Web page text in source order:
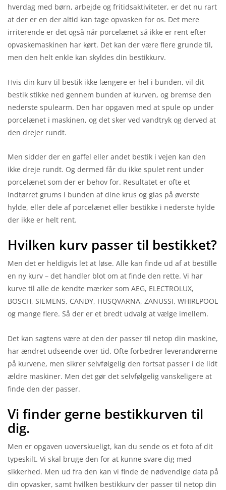
hverdag med børn, arbejde og fritidsaktiviteter, er det nu rart
at der er en der altid kan tage opvasken for os. Det mere
irriterende er det også når porcelænet så ikke er rent efter
opvaskemaskinen har kørt. Det kan der være flere grunde til,
men den helt enkle kan skyldes din bestikkurv.
Hvis din kurv til bestik ikke længere er hel i bunden, vil dit
bestik stikke ned gennem bunden af kurven, og bremse den
nederste spulearm. Den har opgaven med at spule op under
porcelænet i maskinen, og det sker ved vandtryk og derved at
den drejer rundt.
Men sidder der en gaffel eller andet bestik i vejen kan den
ikke dreje rundt. Og dermed får du ikke spulet rent under
porcelænet som der er behov for. Resultatet er ofte et
indtørret grums i bunden af dine krus og glas på øverste
hylde, eller dele af porcelænet eller bestikke i nederste hylde
der ikke er helt rent.
Hvilken kurv passer til bestikket?
Men det er heldigvis let at løse. Alle kan finde ud af at bestille
en ny kurv – det handler blot om at finde den rette. Vi har
kurve til alle de kendte mærker som AEG, ELECTROLUX,
BOSCH, SIEMENS, CANDY, HUSQVARNA, ZANUSSI, WHIRLPOOL
og mange flere. Så der er et bredt udvalg at vælge imellem.
Det kan sagtens være at den der passer til netop din maskine,
har ændret udseende over tid. Ofte forbedrer leverandørerne
på kurvene, men sikrer selvfølgelig den fortsat passer i de lidt
ældre maskiner. Men det gør det selvfølgelig vanskeligere at
finde den der passer.
Vi finder gerne bestikkurven til
dig.
Men er opgaven uoverskueligt, kan du sende os et foto af dit
typeskilt. Vi skal bruge den for at kunne svare dig med
sikkerhed. Men ud fra den kan vi finde de nødvendige data på
din opvasker, samt hvilken bestikkurv der passer til netop din